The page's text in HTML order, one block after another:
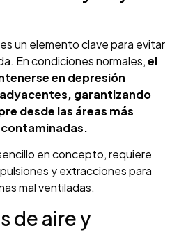
un elemento clave para evitar
En condiciones normales,el
en depresión
garantizando
desde las áreas más
contaminadas.
en concepto, requiere
y extracciones para
mal ventiladas.
de aire y